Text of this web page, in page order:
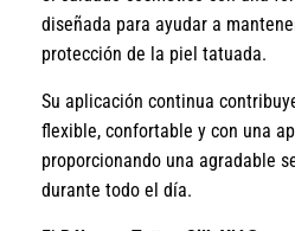
diseñada para ayudar a
protección de la piel tatuada.
Su aplicación continua
flexible, confortable y con una
proporcionando una agradable
durante todo el día.